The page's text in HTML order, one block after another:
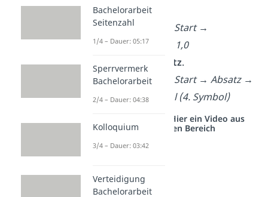
Zeilenabstand.
Word-Anleitung:
Start →
Zeilenabstand → 1,0
Blocksatz.
Word-Anleitung:
Start → Absatz →
Blocksatz-Symbol (4. Symbol)
Studyflix vernetzt: Hier ein Video aus
einem anderen Bereich
Bachelorarbeit
Seitenzahl
1/4 – Dauer: 05:17
Sperrvermerk
Bachelorarbeit
2/4 – Dauer: 04:38
Kolloquium
3/4 – Dauer: 03:42
Verteidigung
Bachelorarbeit